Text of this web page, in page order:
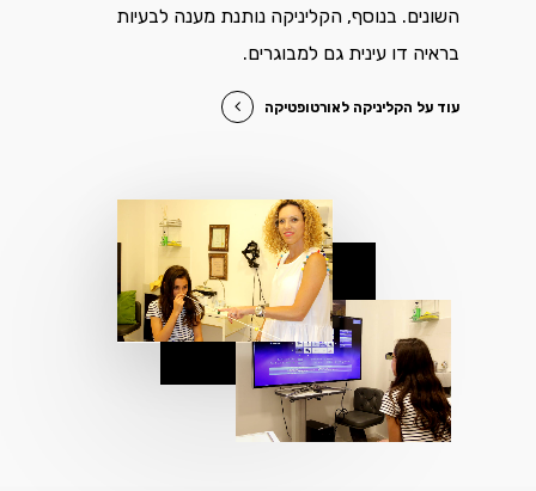
השונים. בנוסף, הקליניקה נותנת מענה לבעיות
בראיה דו עינית גם למבוגרים.
עוד על הקליניקה לאורטופטיקה